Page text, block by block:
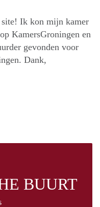
Ik kon mijn kamer
KamersGroningen en
gevonden voor
Dank,
BUURT